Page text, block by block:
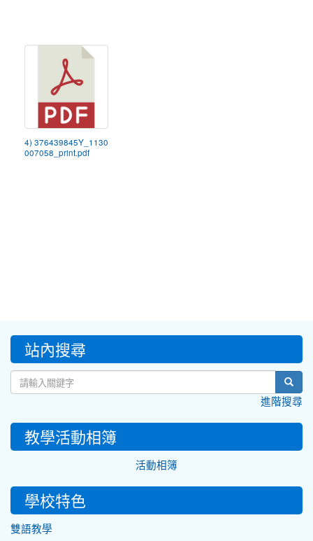
4) 376439845Y_1130
007058_print.pdf
::: 站內搜尋
進階搜尋
教學活動相簿
活動相簿
學校特色
雙語教學